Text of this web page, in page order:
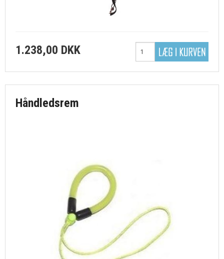
1.238,00 DKK
Håndledsrem